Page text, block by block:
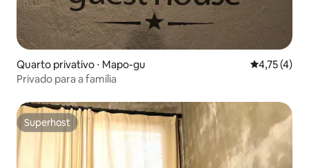
Quarto privativo ⋅ Mapo-gu 4,75 de
4,75 (4)
Privado para a família
Superhost
Superhost